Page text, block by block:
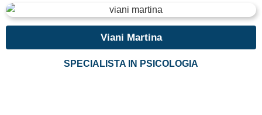
Viani Martina
SPECIALISTA IN PSICOLOGIA